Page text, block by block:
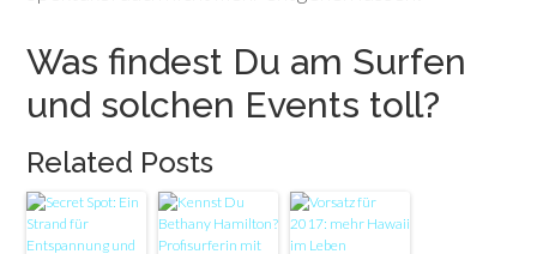
Was findest Du am Surfen
und solchen Events toll?
Related Posts